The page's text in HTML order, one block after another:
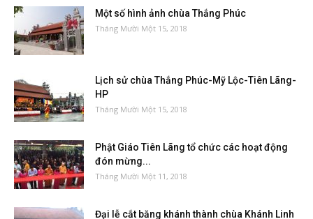
Một số hình ảnh chùa Thắng Phúc
Tháng Mười Một 15, 2018
Lịch sử chùa Thắng Phúc-Mỹ Lộc-Tiên Lãng-
HP
Tháng Mười Một 15, 2018
Phật Giáo Tiên Lãng tổ chức các hoạt động
đón mừng...
Tháng Mười Một 11, 2018
Đại lễ cắt băng khánh thành chùa Khánh Linh